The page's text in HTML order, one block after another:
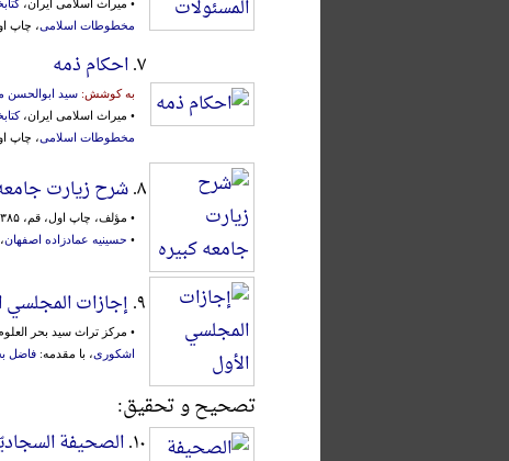
• میراث اسلامی ایران،
مخطوطات اسلامی، چاپ اول،
۷. احکام ذمه
به کوشش: سید ابوالحسن
• میراث اسلامی ایران،
مخطوطات اسلامی، چاپ اول،
۸. شرح زیارت
• مؤلف، چاپ اول، قم، ۱۳۸۵ش.، به کوشش:
• حسینیه عمادزاده اصفهان،
۹. إجازات المجلسي
• مرکز تراث سید بحر العلوم، چاپ اول،
اشکوری، با مقدمه: فاضل
تصحیح و تحقیق:
۱۰. الصحیفة